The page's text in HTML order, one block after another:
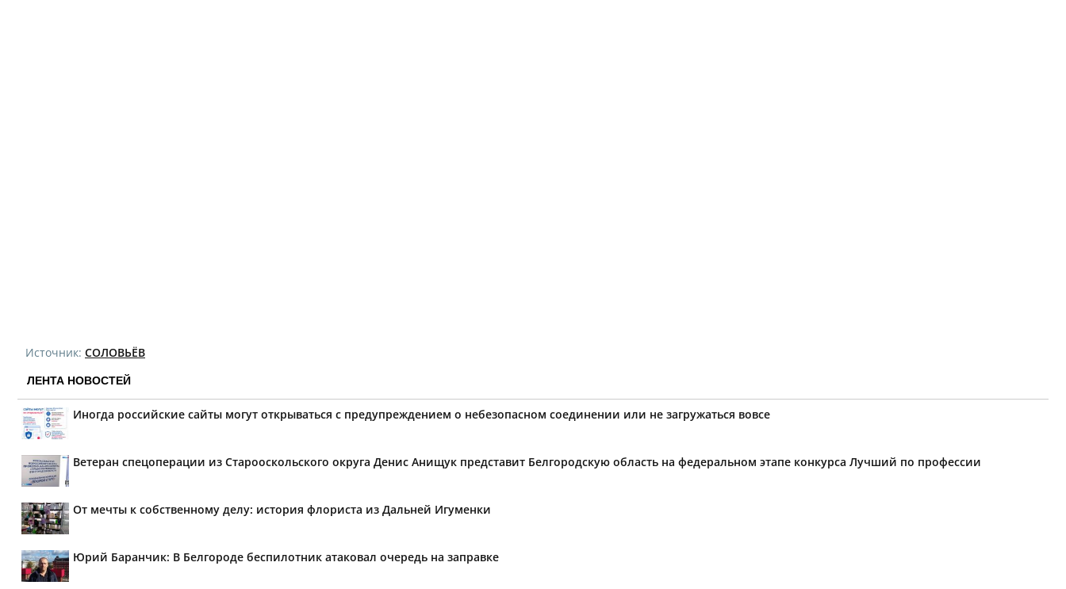
Источник: СОЛОВЬЁВ
ЛЕНТА НОВОСТЕЙ
Иногда российские сайты могут открываться с предупреждением о небезопасном соединении или не загружаться вовсе
Ветеран спецоперации из Старооскольского округа Денис Анищук представит Белгородскую область на федеральном этапе конкурса Лучший по профессии
От мечты к собственному делу: история флориста из Дальней Игуменки
Юрий Баранчик: В Белгороде беспилотник атаковал очередь на заправке